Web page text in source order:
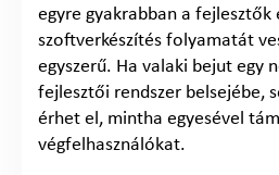
egyre gyakrabban a fejlesztők
szoftverkészítés folyamatát
egyszerű. Ha valaki bejut egy
fejlesztői rendszer belsejébe,
érhet el, mintha egyesével
végfelhasználókat.